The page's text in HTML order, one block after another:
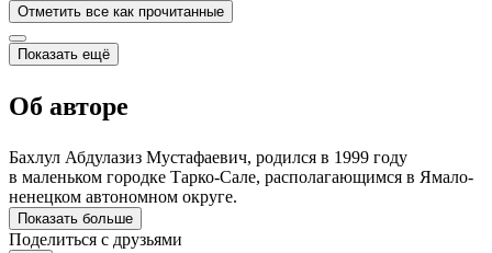
Отметить все как прочитанные
Показать ещё
Об авторе
Бахлул Абдулазиз Мустафаевич, родился в 1999 году
в маленьком городке Тарко-Сале, располагающимся в Ямало-
ненецком автономном округе.
Показать больше
Поделиться с друзьями